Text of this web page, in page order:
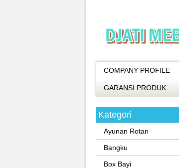
COMPANY PROFILE
GARANSI PRODUK
Kategori
Ayunan Rotan
Bangku
Box Bayi